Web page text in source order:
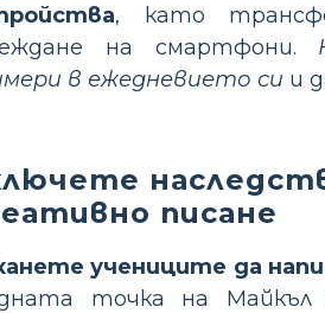
, като
на смартфони.
в ежедневието си и
писане
учениците да
точка на Майкъл